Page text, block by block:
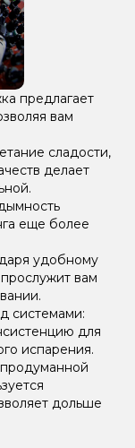
предлагает
вам
сладости,
делает
еще более
удобному
вам
системами:
для
испарения.
дольше